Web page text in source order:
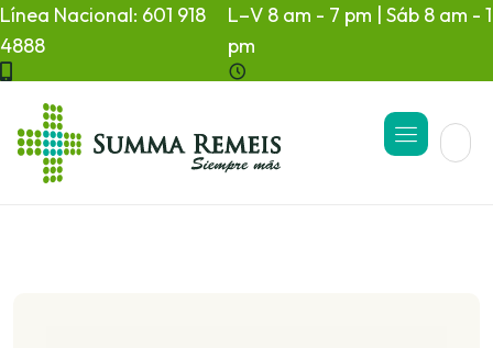
Línea Nacional: 601 918
4888
L–V 8 am - 7 pm | Sáb 8 am - 1
pm